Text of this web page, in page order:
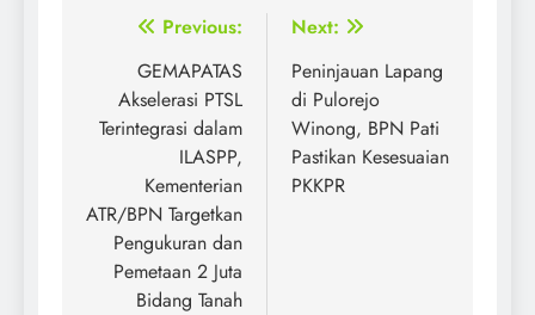
Post
navigation
Previous:
GEMAPATAS
Akselerasi PTSL
Terintegrasi dalam
ILASPP,
Kementerian
ATR/BPN Targetkan
Pengukuran dan
Pemetaan 2 Juta
Bidang Tanah
Next:
Peninjauan Lapang
di Pulorejo
Winong, BPN Pati
Pastikan Kesesuaian
PKKPR